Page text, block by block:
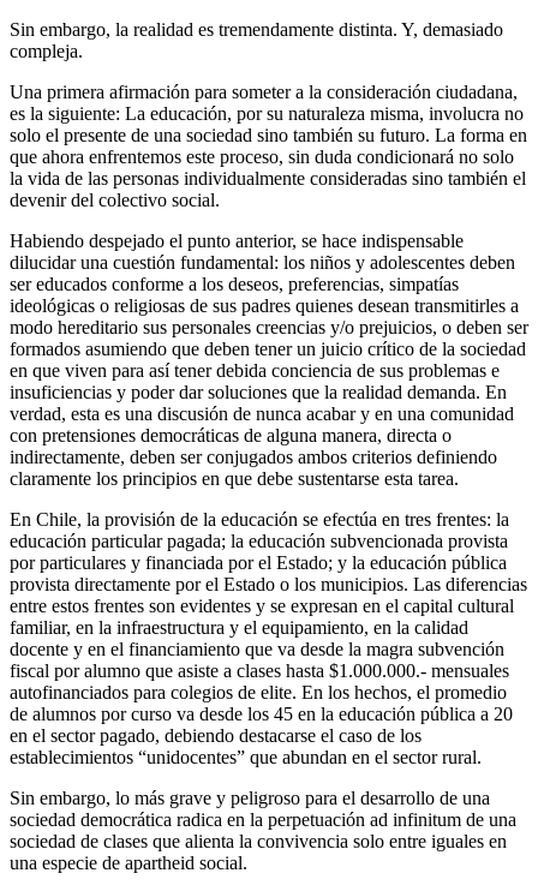
Sin embargo, la realidad es tremendamente distinta. Y, demasiado
compleja.
Una primera afirmación para someter a la consideración ciudadana,
es la siguiente: La educación, por su naturaleza misma, involucra no
solo el presente de una sociedad sino también su futuro. La forma en
que ahora enfrentemos este proceso, sin duda condicionará no solo
la vida de las personas individualmente consideradas sino también el
devenir del colectivo social.
Habiendo despejado el punto anterior, se hace indispensable
dilucidar una cuestión fundamental: los niños y adolescentes deben
ser educados conforme a los deseos, preferencias, simpatías
ideológicas o religiosas de sus padres quienes desean transmitirles a
modo hereditario sus personales creencias y/o prejuicios, o deben ser
formados asumiendo que deben tener un juicio crítico de la sociedad
en que viven para así tener debida conciencia de sus problemas e
insuficiencias y poder dar soluciones que la realidad demanda. En
verdad, esta es una discusión de nunca acabar y en una comunidad
con pretensiones democráticas de alguna manera, directa o
indirectamente, deben ser conjugados ambos criterios definiendo
claramente los principios en que debe sustentarse esta tarea.
En Chile, la provisión de la educación se efectúa en tres frentes: la
educación particular pagada; la educación subvencionada provista
por particulares y financiada por el Estado; y la educación pública
provista directamente por el Estado o los municipios. Las diferencias
entre estos frentes son evidentes y se expresan en el capital cultural
familiar, en la infraestructura y el equipamiento, en la calidad
docente y en el financiamiento que va desde la magra subvención
fiscal por alumno que asiste a clases hasta $1.000.000.- mensuales
autofinanciados para colegios de elite. En los hechos, el promedio
de alumnos por curso va desde los 45 en la educación pública a 20
en el sector pagado, debiendo destacarse el caso de los
establecimientos “unidocentes” que abundan en el sector rural.
Sin embargo, lo más grave y peligroso para el desarrollo de una
sociedad democrática radica en la perpetuación ad infinitum de una
sociedad de clases que alienta la convivencia solo entre iguales en
una especie de apartheid social.